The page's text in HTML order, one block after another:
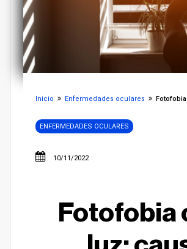
Inicio Enfermedades oculares Fotofobia
ENFERMEDADES OCULARES
10/11/2022
Fotofobia